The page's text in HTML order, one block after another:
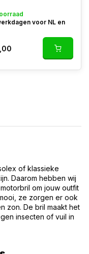
voor NL en
of klassieke
Daarom hebben wij
om jouw outfit
ze zorgen er ook
zon. De bril maakt het
insecten of vuil in